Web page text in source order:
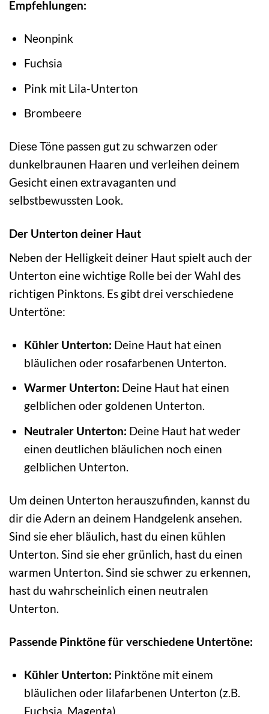
Empfehlungen:
Neonpink
Fuchsia
Pink mit Lila-Unterton
Brombeere
Diese Töne passen gut zu schwarzen oder
dunkelbraunen Haaren und verleihen deinem
Gesicht einen extravaganten und
selbstbewussten Look.
Der Unterton deiner Haut
Neben der Helligkeit deiner Haut spielt auch der
Unterton eine wichtige Rolle bei der Wahl des
richtigen Pinktons. Es gibt drei verschiedene
Untertöne:
Kühler Unterton: Deine Haut hat einen
bläulichen oder rosafarbenen Unterton.
Warmer Unterton: Deine Haut hat einen
gelblichen oder goldenen Unterton.
Neutraler Unterton: Deine Haut hat weder
einen deutlichen bläulichen noch einen
gelblichen Unterton.
Um deinen Unterton herauszufinden, kannst du
dir die Adern an deinem Handgelenk ansehen.
Sind sie eher bläulich, hast du einen kühlen
Unterton. Sind sie eher grünlich, hast du einen
warmen Unterton. Sind sie schwer zu erkennen,
hast du wahrscheinlich einen neutralen
Unterton.
Passende Pinktöne für verschiedene Untertöne:
Kühler Unterton: Pinktöne mit einem
bläulichen oder lilafarbenen Unterton (z.B.
Fuchsia, Magenta).